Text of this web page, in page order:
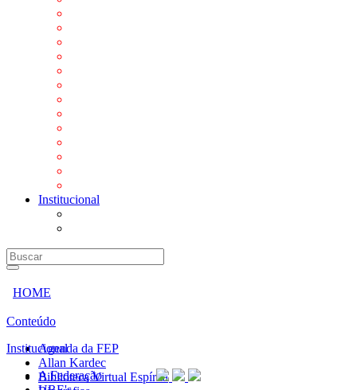
Institucional
HOME
Conteúdo
Agenda da FEP
Allan Kardec
Biblioteca Virtual Espírita
Institucional
A Federação